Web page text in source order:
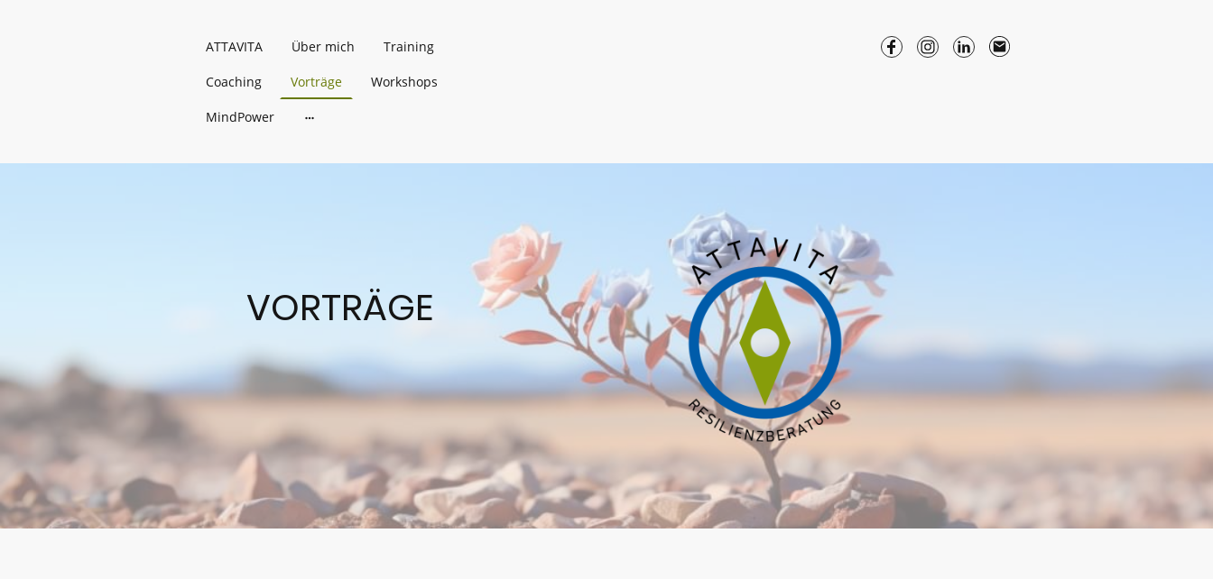
ATTAVITA Über mich Training
Coaching Vorträge Workshops
MindPower
VORTRÄGE